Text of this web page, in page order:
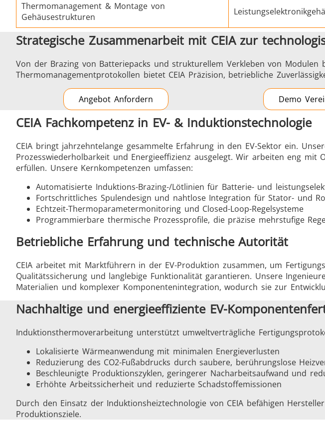
Thermomanagement & Montage von
Gehäusestrukturen
Strategische Zusammenarbeit mit CEIA zur
Von der Brazing von Batteriepacks und strukturellem Verkleben von
Thermomanagementprotokollen bietet CEIA Präzision, betriebliche
Angebot Anfordern Demo
CEIA Fachkompetenz in EV- & Induktionstechnologie
CEIA bringt jahrzehntelange gesammelte Erfahrung in den EV-Sektor ein.
Prozesswiederholbarkeit und Energieeffizienz ausgelegt. Wir arbeiten eng
erfüllen. Unsere Kernkompetenzen umfassen:
Automatisierte Induktions-Brazing-/Lötlinien für Batterie- und
Fortschrittliches Spulendesign und nahtlose Integration für Stator- und
Echtzeit-Thermoparametermonitoring und Closed-Loop-Regelsysteme
Programmierbare thermische Prozessprofile, die präzise mehrstufige
Betriebliche Erfahrung und technische Autorität
CEIA arbeitet mit Marktführern in der EV-Produktion zusammen, um
Qualitätssicherung und langlebige Funktionalität garantieren. Unsere
Materialien und komplexer Komponentenintegration, wodurch sie zur
Nachhaltige und energieeffiziente EV-
Induktionsthermoverarbeitung unterstützt umweltverträgliche
Lokalisierte Wärmeanwendung mit minimalen Energieverlusten
Reduzierung des CO2-Fußabdrucks durch saubere, berührungslose
Beschleunigte Produktionszyklen, geringerer Nacharbeitsaufwand und
Erhöhte Arbeitssicherheit und reduzierte Schadstoffemissionen
Durch den Einsatz der Induktionsheiztechnologie von CEIA befähigen
Produktionsziele.